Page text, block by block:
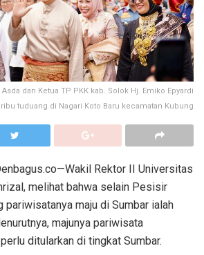
dan Ketua TP PKK kab. Solok Hj. Emiko Epyardi
tuduang di Nagari Koto Baru kecamatan Kubung
Rektor II Universitas
melihat bahwa selain Pesisir
pariwisatanya maju di Sumbar ialah
majunya pariwisata
ditularkan di tingkat Sumbar.